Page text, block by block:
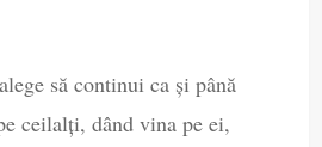
să continui ca și până
ceilalți, dând vina pe ei,